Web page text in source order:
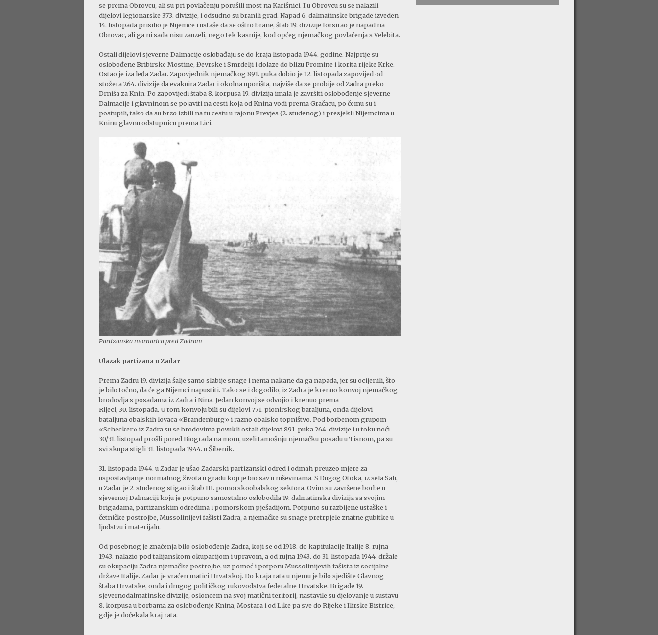
se prema Obrovcu, ali su pri povlačenju porušili most na Karišnici. I u Obrovcu su se nalazili
dijelovi legionarske 373. divizije, i odsudno su branili grad. Napad 6. dalmatinske brigade izveden
14. listopada prisilio je Nijemce i ustaše da se oštro brane, štab 19. divizije forsirao je napad na
Obrovac, ali ga ni sada nisu zauzeli, nego tek kasnije, kod općeg njemačkog povlačenja s Velebita.
Ostali dijelovi sjeverne Dalmacije oslobađaju se do kraja listopada 1944. godine. Najprije su
oslobođene Bribirske Mostine, Đevrske i Smrdelji i dolaze do blizu Promine i korita rijeke Krke.
Ostao je iza leđa Zadar. Zapovjednik njemačkog 891. puka dobio je 12. listopada zapovijed od
stožera 264. divizije da evakuira Zadar i okolna uporišta, najviše da se probije od Zadra preko
Drniša za Knin. Po zapovijedi štaba 8. korpusa 19. divizija imala je završiti oslobođenje sjeverne
Dalmacije i glavninom se pojaviti na cesti koja od Knina vodi prema Gračacu, po čemu su i
postupili, tako da su brzo izbili na tu cestu u rajonu Prevjes (2. studenog) i presjekli Nijemcima u
Kninu glavnu odstupnicu prema Lici.
Partizanska mornarica pred Zadrom
Ulazak partizana u Zadar
Prema Zadru 19. divizija šalje samo slabije snage i nema nakane da ga napada, jer su ocijenili, što
je bilo točno, da će ga Nijemci napustiti. Tako se i dogodilo, iz Zadra je krenuo konvoj njemačkog
brodovlja s posadama iz Zadra i Nina. Jedan konvoj se odvojio i krenuo prema
Rijeci, 30. listopada. U tom konvoju bili su dijelovi 771. pionirskog bataljuna, onda dijelovi
bataljuna obalskih lovaca «Brandenburg» i razno obalsko topništvo. Pod borbenom grupom
«Schecker» iz Zadra su se brodovima povukli ostali dijelovi 891. puka 264. divizije i u toku noći
30/31. listopad prošli pored Biograda na moru, uzeli tamošnju njemačku posadu u Tisnom, pa su
svi skupa stigli 31. listopada 1944. u Šibenik.
31. listopada 1944. u Zadar je ušao Zadarski partizanski odred i odmah preuzeo mjere za
uspostavljanje normalnog života u gradu koji je bio sav u ruševinama. S Dugog Otoka, iz sela Sali,
u Zadar je 2. studenog stigao i štab III. pomorskoobalskog sektora. Ovim su završene borbe u
sjevernoj Dalmaciji koju je potpuno samostalno oslobodila 19. dalmatinska divizija sa svojim
brigadama, partizanskim odredima i pomorskom pješadijom. Potpuno su razbijene ustaške i
četničke postrojbe, Mussolinijevi fašisti Zadra, a njemačke su snage pretrpjele znatne gubitke u
ljudstvu i materijalu.
Od posebnog je značenja bilo oslobođenje Zadra, koji se od 1918. do kapitulacije Italije 8. rujna
1943. nalazio pod talijanskom okupacijom i upravom, a od rujna 1943. do 31. listopada 1944. držale
su okupaciju Zadra njemačke postrojbe, uz pomoć i potporu Mussolinijevih fašista iz socijalne
države Italije. Zadar je vraćen matici Hrvatskoj. Do kraja rata u njemu je bilo sjedište Glavnog
štaba Hrvatske, onda i drugog političkog rukovodstva federalne Hrvatske. Brigade 19.
sjevernodalmatinske divizije, osloncem na svoj matični teritorij, nastavile su djelovanje u sustavu
8. korpusa u borbama za oslobođenje Knina, Mostara i od Like pa sve do Rijeke i Ilirske Bistrice,
gdje je dočekala kraj rata.